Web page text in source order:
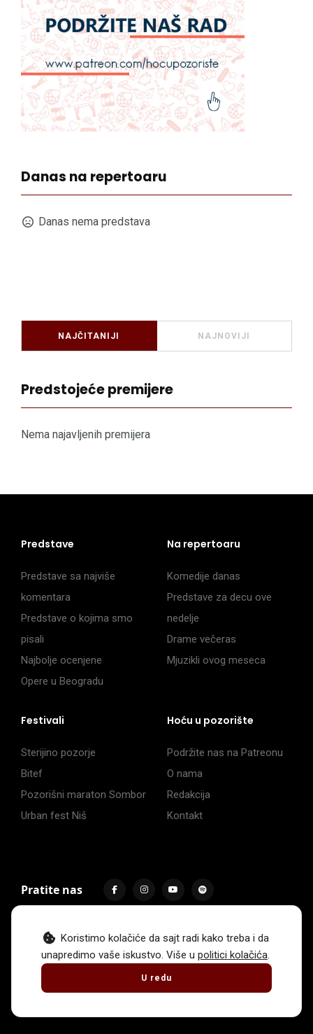
Danas na repertoaru
Danas nema predstava
NAJČITANIJI NAJNOVIJI
Predstojeće premijere
Nema najavljenih premijera
Koristimo kolačiće da sajt radi kako treba i da
unapredimo vaše iskustvo. Više u politici kolačića.
U redu
Predstave
Predstave sa najviše
komentara
Predstave o kojima smo
pisali
Najbolje ocenjene
Opere u Beogradu
Na repertoaru
Komedije danas
Predstave za decu ove
nedelje
Drame večeras
Mjuzikli ovog meseca
Festivali
Sterijino pozorje
Bitef
Pozorišni maraton Sombor
Urban fest Niš
Hoću u pozorište
Podržite nas na Patreonu
O nama
Redakcija
Kontakt
Pratite nas
Impressum Politika privatnosti
Uslovi korišćenja
. Sva prava zadržava Hoću u pozorište.